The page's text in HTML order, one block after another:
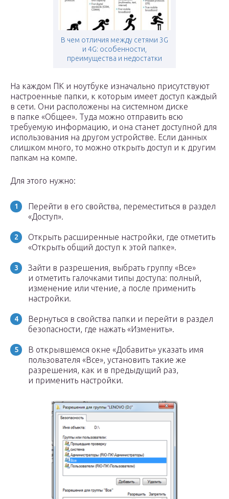
В чем отличия между сетями 3G
и 4G: особенности,
преимущества и недостатки
На каждом ПК и ноутбуке изначально присутствуют
настроенные папки, к которым имеет доступ каждый
в сети. Они расположены на системном диске
в папке «Общее». Туда можно отправить всю
требуемую информацию, и она станет доступной для
использования на другом устройстве. Если данных
слишком много, то можно открыть доступ и к другим
папкам на компе.
Для этого нужно:
Перейти в его свойства, переместиться в раздел
«Доступ».
Открыть расширенные настройки, где отметить
«Открыть общий доступ к этой папке».
Зайти в разрешения, выбрать группу «Все»
и отметить галочками типы доступа: полный,
изменение или чтение, а после применить
настройки.
Вернуться в свойства папки и перейти в раздел
безопасности, где нажать «Изменить».
В открывшемся окне «Добавить» указать имя
пользователя «Все», установить такие же
разрешения, как и в предыдущий раз,
и применить настройки.